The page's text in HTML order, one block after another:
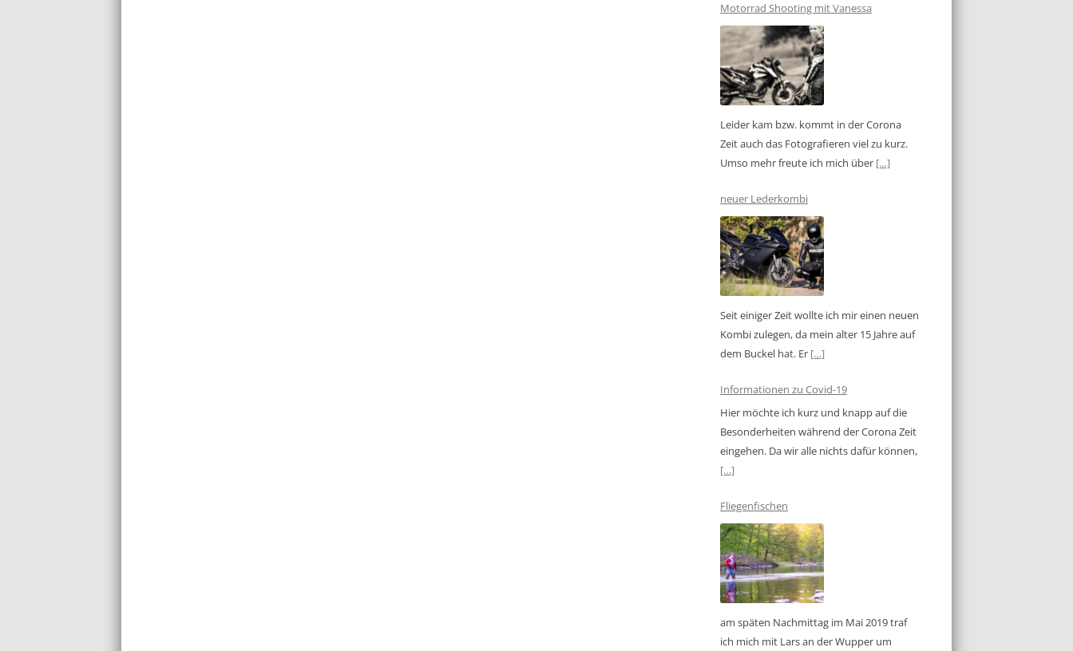
Motorrad Shooting mit Vanessa
Leider kam bzw. kommt in der Corona
Zeit auch das Fotografieren viel zu kurz.
Umso mehr freute ich mich über […]
neuer Lederkombi
Seit einiger Zeit wollte ich mir einen neuen
Kombi zulegen, da mein alter 15 Jahre auf
dem Buckel hat. Er […]
Informationen zu Covid-19
Hier möchte ich kurz und knapp auf die
Besonderheiten während der Corona Zeit
eingehen. Da wir alle nichts dafür können,
[…]
Fliegenfischen
am späten Nachmittag im Mai 2019 traf
ich mich mit Lars an der Wupper um